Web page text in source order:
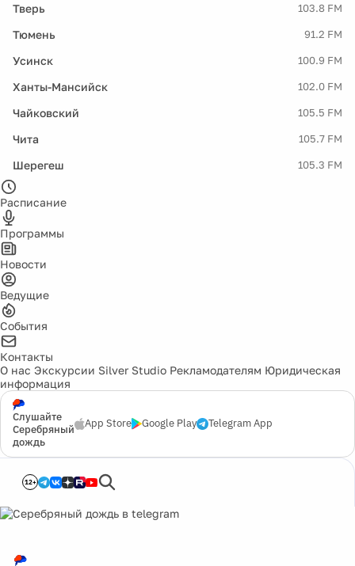
Тверь 103.8 FM
Тюмень 91.2 FM
Усинск 100.9 FM
Ханты-Мансийск 102.0 FM
Чайковский 105.5 FM
Чита 105.7 FM
Шерегеш 105.3 FM
Расписание
Программы
Новости
Ведущие
События
Контакты
О нас Экскурсии Silver Studio Рекламодателям Юридическая
информация
Слушайте
Серебряный
дождь
App Store Google Play Telegram App
12+